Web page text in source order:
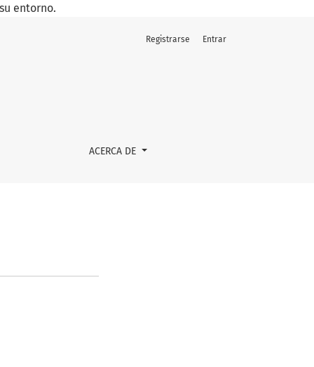
entorno.
ACERCA DE
Registrarse Entrar